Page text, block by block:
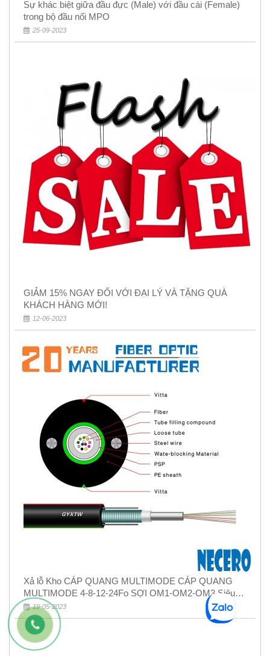
Sự khác biệt giữa đầu đực (Male) với đầu cái (Female)
trong bộ đầu nối MPO
25-09-2023
GIẢM 15% NGAY ĐỐI VỚI ĐẠI LÝ VÀ TẶNG QUÀ
KHÁCH HÀNG MỚI!
12-06-2023
Xả lỗ Kho CÁP QUANG MULTIMODE CÁP QUANG
MULTIMODE 4-8-12-24Fo SỢI OM1-OM2-OM3 Siêu
Rẻ 5k
19-05-2023